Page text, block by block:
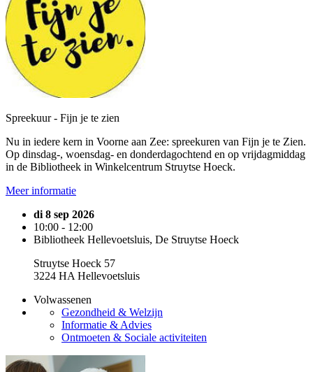
Spreekuur - Fijn je te zien
Nu in iedere kern in Voorne aan Zee: spreekuren van Fijn je te Zien.
Op dinsdag-, woensdag- en donderdagochtend en op vrijdagmiddag
in de Bibliotheek in Winkelcentrum Struytse Hoeck.
Meer informatie
di 8 sep 2026
10:00 - 12:00
Bibliotheek Hellevoetsluis, De Struytse Hoeck
Struytse Hoeck 57
3224 HA Hellevoetsluis
Volwassenen
Gezondheid & Welzijn
Informatie & Advies
Ontmoeten & Sociale activiteiten